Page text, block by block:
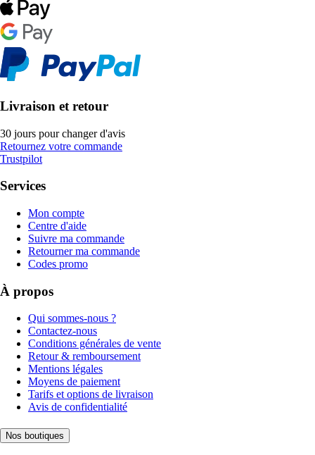
Livraison et retour
30 jours pour changer d'avis
Retournez votre commande
Trustpilot
Services
Mon compte
Centre d'aide
Suivre ma commande
Retourner ma commande
Codes promo
À propos
Qui sommes-nous ?
Contactez-nous
Conditions générales de vente
Retour & remboursement
Mentions légales
Moyens de paiement
Tarifs et options de livraison
Avis de confidentialité
Nos boutiques